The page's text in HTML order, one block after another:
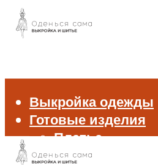
Выкройка одежды
Готовые изделия
Платье
Брюки